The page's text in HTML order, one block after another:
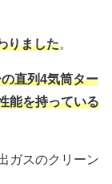
りました。
直列4気筒ター
能を持っている
ガスのクリーン